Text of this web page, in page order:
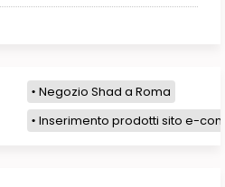
Negozio Shad a Roma
Inserimento prodotti sito e-